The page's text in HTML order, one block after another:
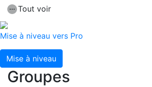
Tout voir
Mise à niveau vers Pro
Mise à niveau
Groupes